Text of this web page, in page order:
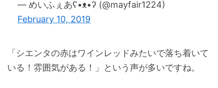
— めいふぇあʕ•ᴥ•ʔ (@mayfair1224)
February 10, 2019
「シエンタの赤はワインレッドみたいで落ち着いて
いる！雰囲気がある！」という声が多いですね。